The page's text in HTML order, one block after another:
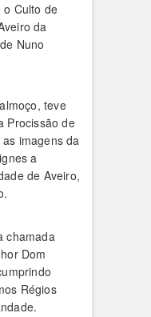
o Culto de
da
Nuno
teve
Procissão de
imagens da
a
de Aveiro,
chamada
Dom
Régios